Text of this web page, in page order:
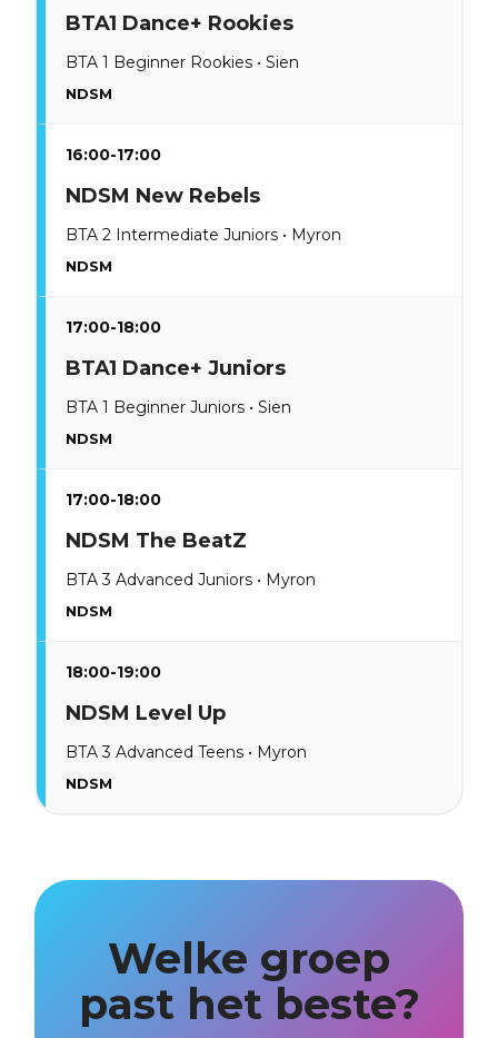
BTA1 Dance+ Rookies
BTA 1 Beginner Rookies • Sien
NDSM
16:00-17:00
NDSM New Rebels
BTA 2 Intermediate Juniors • Myron
NDSM
17:00-18:00
BTA1 Dance+ Juniors
BTA 1 Beginner Juniors • Sien
NDSM
17:00-18:00
NDSM The BeatZ
BTA 3 Advanced Juniors • Myron
NDSM
18:00-19:00
NDSM Level Up
BTA 3 Advanced Teens • Myron
NDSM
Welke groep
past het beste?